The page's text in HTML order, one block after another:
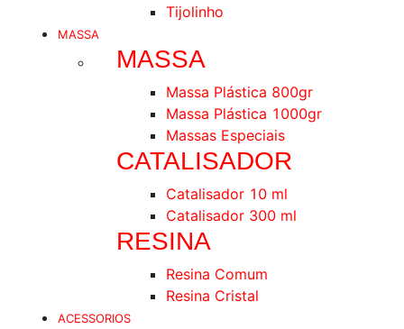
Tijolinho
MASSA
MASSA
Massa Plástica 800gr
Massa Plástica 1000gr
Massas Especiais
CATALISADOR
Catalisador 10 ml
Catalisador 300 ml
RESINA
Resina Comum
Resina Cristal
ACESSORIOS